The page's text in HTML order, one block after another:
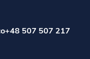
+48 507 507 217